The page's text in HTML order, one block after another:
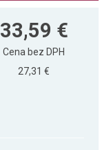
33,59 €
Cena bez DPH
27,31 €